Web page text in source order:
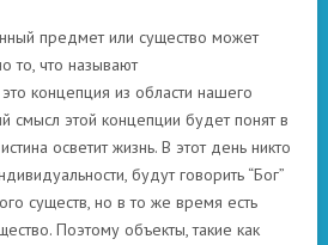
предмет или существо может
то, что называют
концепция из области нашего
смысл этой концепции будет понят в
осветит жизнь. В этот день никто
будут говорить “Бог”
существ, но в то же время есть
Поэтому объекты, такие как